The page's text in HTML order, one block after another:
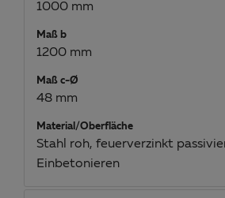
1000 mm
Maß b
1200 mm
Maß c-Ø
48 mm
Material/Oberfläche
Stahl roh, feuerverzinkt
Einbetonieren